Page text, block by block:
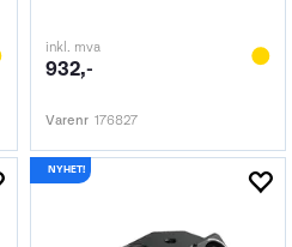
inkl. mva
932,-
Varenr 176827